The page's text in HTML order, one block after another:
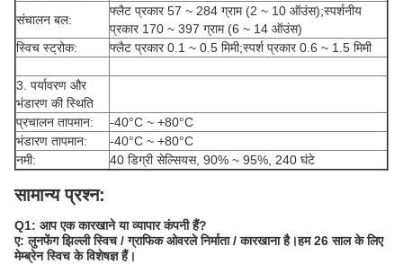
संचालन बल:
फ्लैट प्रकार 57 ~ 284 ग्राम (2 ~ 10 ऑउंस);स्पर्शनीय
प्रकार 170 ~ 397 ग्राम (6 ~ 14 ऑउंस)
स्विच स्ट्रोक:
फ्लैट प्रकार 0.1 ~ 0.5 मिमी;स्पर्श प्रकार 0.6 ~ 1.5 मिमी
3. पर्यावरण और
भंडारण की स्थिति
प्रचालन तापमान:
-40°C ~ +80°C
भंडारण तापमान:
-40°C ~ +80°C
नमी:
40 डिग्री सेल्सियस, 90% ~ 95%, 240 घंटे
सामान्य प्रश्न:
Q1: आप एक कारखाने या व्यापार कंपनी हैं?
ए: लुनफेंग झिल्ली स्विच / ग्राफिक ओवरले निर्माता / कारखाना है।हम 26 साल के लिए
मेम्ब्रेन स्विच के विशेषज्ञ हैं।